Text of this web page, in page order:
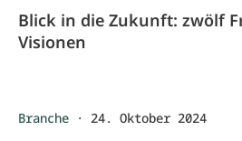
Blick in die Zukunft: zwölf
Visionen
Branche · 24. Oktober 2024